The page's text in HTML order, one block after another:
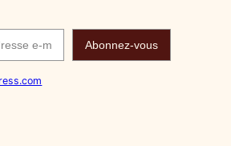
Abonnez-vous